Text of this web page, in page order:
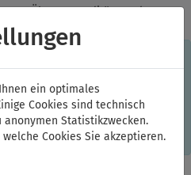
✓Über 20 Qualitätsmarken ✓
ab 150,00 Euro Bruttowarenwert
beispielsweise die Session-
auf Ihrem Rechner
der Funktionsumfang des
Sind Sie damit nicht
hier.
ein optimales
Cookies sind technisch
Statistikzwecken.
Cookies Sie akzeptieren.